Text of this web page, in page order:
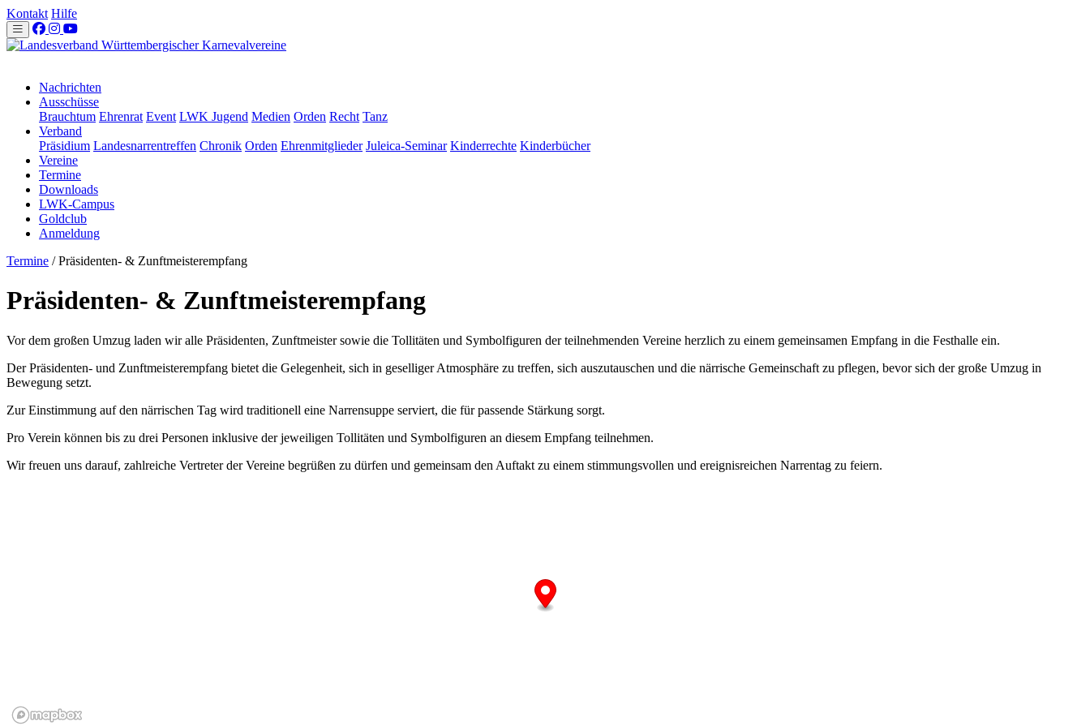
Kontakt Hilfe
Nachrichten
Ausschüsse
Brauchtum Ehrenrat Event LWK Jugend Medien Orden Recht Tanz
Verband
Präsidium Landesnarrentreffen Chronik Orden Ehrenmitglieder Juleica-Seminar Kinderrechte Kinderbücher
Vereine
Termine
Downloads
LWK-Campus
Goldclub
Anmeldung
Termine /Präsidenten- & Zunftmeisterempfang
Präsidenten- & Zunftmeisterempfang
Vor dem großen Umzug laden wir alle Präsidenten, Zunftmeister sowie die Tollitäten und Symbolfiguren der teilnehmenden Vereine herzlich zu einem gemeinsamen Empfang in die Festhalle ein.
Der Präsidenten- und Zunftmeisterempfang bietet die Gelegenheit, sich in geselliger Atmosphäre zu treffen, sich auszutauschen und die närrische Gemeinschaft zu pflegen, bevor sich der große Umzug in
Bewegung setzt.
Zur Einstimmung auf den närrischen Tag wird traditionell eine Narrensuppe serviert, die für passende Stärkung sorgt.
Pro Verein können bis zu drei Personen inklusive der jeweiligen Tollitäten und Symbolfiguren an diesem Empfang teilnehmen.
Wir freuen uns darauf, zahlreiche Vertreter der Vereine begrüßen zu dürfen und gemeinsam den Auftakt zu einem stimmungsvollen und ereignisreichen Narrentag zu feiern.